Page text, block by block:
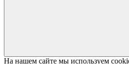
На нашем сайте мы используем